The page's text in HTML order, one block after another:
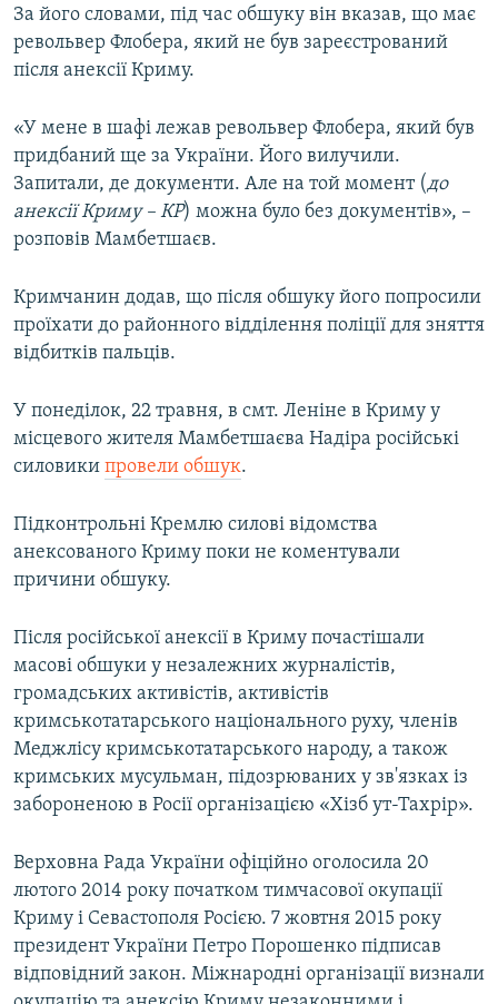
За його словами, під час обшуку він вказав, що має
револьвер Флобера, який не був зареєстрований
після анексії Криму.
«У мене в шафі лежав револьвер Флобера, який був
придбаний ще за України. Його вилучили.
Запитали, де документи. Але на той момент (до
анексії Криму – КР) можна було без документів», –
розповів Мамбетшаєв.
Кримчанин додав, що після обшуку його попросили
проїхати до районного відділення поліції для зняття
відбитків пальців.
У понеділок, 22 травня, в смт. Леніне в Криму у
місцевого жителя Мамбетшаєва Надіра російські
силовики провели обшук.
Підконтрольні Кремлю силові відомства
анексованого Криму поки не коментували
причини обшуку.
Після російської анексії в Криму почастішали
масові обшуки у незалежних журналістів,
громадських активістів, активістів
кримськотатарського національного руху, членів
Меджлісу кримськотатарського народу, а також
кримських мусульман, підозрюваних у зв'язках із
забороненою в Росії організацією «Хізб ут-Тахрір».
Верховна Рада України офіційно оголосила 20
лютого 2014 року початком тимчасової окупації
Криму і Севастополя Росією. 7 жовтня 2015 року
президент України Петро Порошенко підписав
відповідний закон. Міжнародні організації визнали